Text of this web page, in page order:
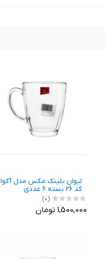
لیوان بلینک مکس مدل آکوا
کد 26 بسته 6 عددی
(0)
1,500,000 تومان